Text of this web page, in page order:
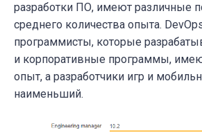
разработки ПО, имеют различные
среднего количества опыта.
программисты, которые
и корпоративные программы,
опыт, а разработчики игр и
наименьший.